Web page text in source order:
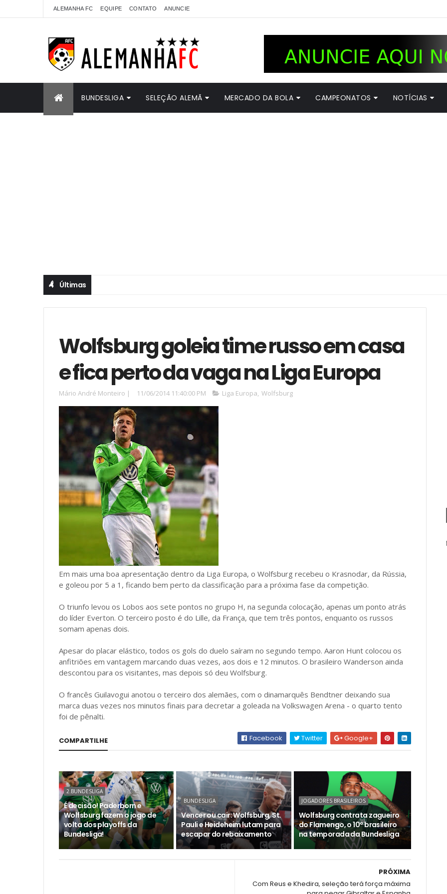
ALEMANHA FC EQUIPE CONTATO ANUNCIE
BUNDESLIGA SELEÇÃO ALEMÃ MERCADO DA BOLA CAMPEONATOS NOTÍCIAS
Últimas
Wolfsburg goleia time russo em casa
e fica perto da vaga na Liga Europa
Mário André Monteiro | 11/06/2014 11:40:00 PM Liga Europa, Wolfsburg
Em mais uma boa apresentação dentro da Liga Europa, o Wolfsburg recebeu o Krasnodar, da Rússia,
e goleou por 5 a 1, ficando bem perto da classificação para a próxima fase da competição.
O triunfo levou os Lobos aos sete pontos no grupo H, na segunda colocação, apenas um ponto atrás
do líder Everton. O terceiro posto é do Lille, da França, que tem três pontos, enquanto os russos
somam apenas dois.
Apesar do placar elástico, todos os gols do duelo saíram no segundo tempo. Aaron Hunt colocou os
anfitriões em vantagem marcando duas vezes, aos dois e 12 minutos. O brasileiro Wanderson ainda
descontou para os visitantes, mas depois só deu Wolfsburg.
O francês Guilavogui anotou o terceiro dos alemães, com o dinamarquês Bendtner deixando sua
marca duas vezes nos minutos finais para decretar a goleada na Volkswagen Arena - o quarto tento
foi de pênalti.
COMPARTILHE Facebook Twitter Google+
2.BUNDESLIGA
É decisão! Paderborn e
Wolfsburg fazem o jogo de
volta dos playoffs da
Bundesliga!
BUNDESLIGA
Vencer ou cair: Wolfsburg, St.
Pauli e Heideheim lutam para
escapar do rebaixamento
JOGADORES BRASILEIROS
Wolfsburg contrata zagueiro
do Flamengo, o 10º brasileiro
na temporada da Bundesliga
PRÓXIMA
Com Reus e Khedira, seleção terá força máxima